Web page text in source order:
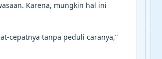
Karena, mungkin hal ini
cepatnya tanpa peduli caranya,”